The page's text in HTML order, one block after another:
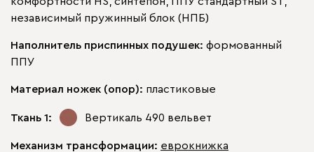
независимый пружинный блок (НПБ)
Наполнитель приспинных подушек: формованный
ППУ
Материал ножек (опор): пластиковые
Ткань 1: Вертикаль 490 вельвет
Механизм трансформации: еврокнижка